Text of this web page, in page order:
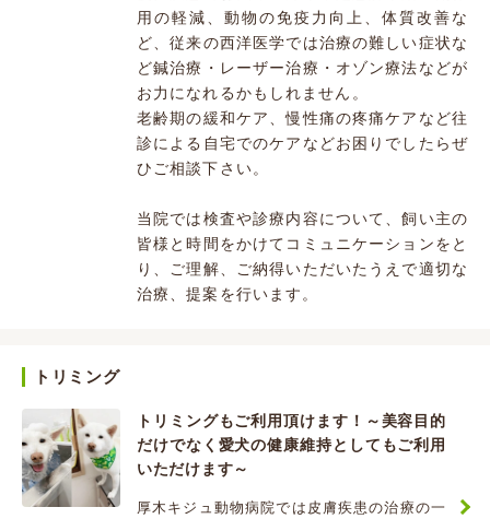
用の軽減、動物の免疫力向上、体質改善な
ど、従来の西洋医学では治療の難しい症状な
ど鍼治療・レーザー治療・オゾン療法などが
お力になれるかもしれません。
老齢期の緩和ケア、慢性痛の疼痛ケアなど往
診による自宅でのケアなどお困りでしたらぜ
ひご相談下さい。
当院では検査や診療内容について、飼い主の
皆様と時間をかけてコミュニケーションをと
り、ご理解、ご納得いただいたうえで適切な
治療、提案を行います。
トリミング
トリミングもご利用頂けます！～美容目的
だけでなく愛犬の健康維持としてもご利用
いただけます～
厚木キジュ動物病院では皮膚疾患の治療の一